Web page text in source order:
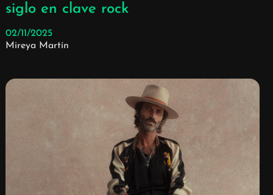
siglo en clave rock
02/11/2025
Mireya Martín